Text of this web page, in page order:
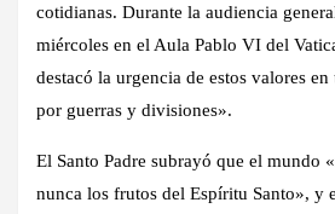
cotidianas. Durante la audiencia
miércoles en el Aula Pablo VI del
destacó la urgencia de estos valores
por guerras y divisiones».
El Santo Padre subrayó que el mundo
nunca los frutos del Espíritu Santo», y